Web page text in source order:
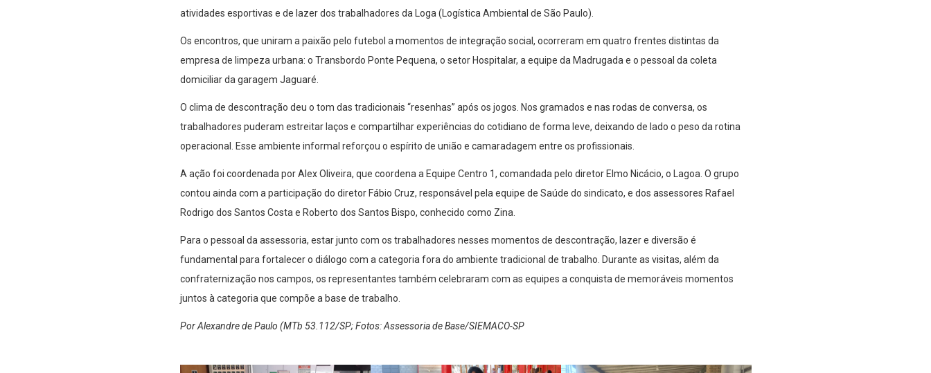
atividades esportivas e de lazer dos trabalhadores da Loga (Logística Ambiental de São Paulo).
Os encontros, que uniram a paixão pelo futebol a momentos de integração social, ocorreram em quatro frentes distintas da
empresa de limpeza urbana: o Transbordo Ponte Pequena, o setor Hospitalar, a equipe da Madrugada e o pessoal da coleta
domiciliar da garagem Jaguaré.
O clima de descontração deu o tom das tradicionais “resenhas” após os jogos. Nos gramados e nas rodas de conversa, os
trabalhadores puderam estreitar laços e compartilhar experiências do cotidiano de forma leve, deixando de lado o peso da rotina
operacional. Esse ambiente informal reforçou o espírito de união e camaradagem entre os profissionais.
A ação foi coordenada por Alex Oliveira, que coordena a Equipe Centro 1, comandada pelo diretor Elmo Nicácio, o Lagoa. O grupo
contou ainda com a participação do diretor Fábio Cruz, responsável pela equipe de Saúde do sindicato, e dos assessores Rafael
Rodrigo dos Santos Costa e Roberto dos Santos Bispo, conhecido como Zina.
Para o pessoal da assessoria, estar junto com os trabalhadores nesses momentos de descontração, lazer e diversão é
fundamental para fortalecer o diálogo com a categoria fora do ambiente tradicional de trabalho. Durante as visitas, além da
confraternização nos campos, os representantes também celebraram com as equipes a conquista de memoráveis momentos
juntos à categoria que compõe a base de trabalho.
Por Alexandre de Paulo (MTb 53.112/SP; Fotos: Assessoria de Base/SIEMACO-SP